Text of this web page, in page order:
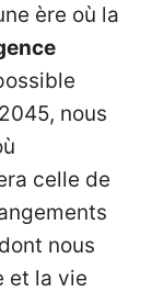
ère où la
nous
celle de
nous
et la vie